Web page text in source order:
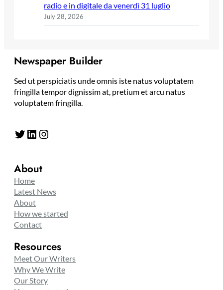
radio e in digitale da venerdì 31 luglio
July 28, 2026
Newspaper Builder
Sed ut perspiciatis unde omnis iste natus voluptatem
fringilla tempor dignissim at, pretium et arcu natus
voluptatem fringilla.
Twitter LinkedIn Instagram
About
Home
Latest News
About
How we started
Contact
Resources
Meet Our Writers
Why We Write
Our Story